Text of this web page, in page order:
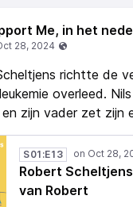
Me, in het
richtte de
overleed.
en zijn vader zet zijn
S01:E13
Robert
van Robert